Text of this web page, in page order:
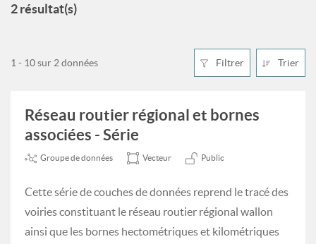
2 résultat(s)
Filtrer Trier
1 - 10 sur 2 données
Réseau routier régional et bornes
associées - Série
Groupe de données Vecteur Public
Cette série de couches de données reprend le tracé des
voiries constituant le réseau routier régional wallon
ainsi que les bornes hectométriques et kilométriques